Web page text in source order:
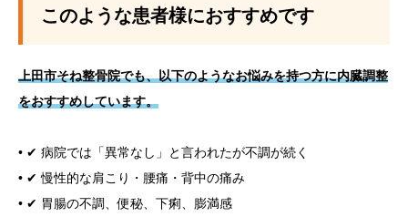
このような患者様におすすめです
上田市そね整骨院でも、以下のようなお悩みを持つ方に内臓調整
をおすすめしています。
• ✔ 病院では「異常なし」と言われたが不調が続く
• ✔ 慢性的な肩こり・腰痛・背中の痛み
• ✔ 胃腸の不調、便秘、下痢、膨満感